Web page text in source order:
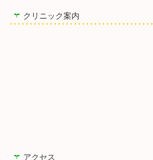
クリニック案内
アクセス